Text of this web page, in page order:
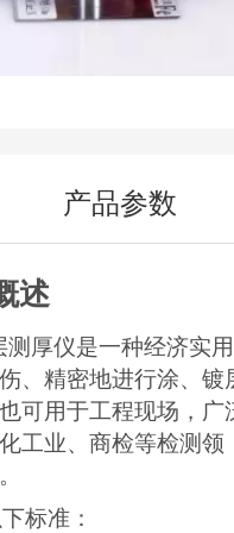
产品参数
述
测厚仪是一种经济实用
、精密地进行涂、镀
可用于工程现场，广
工业、商检等检测领
标准：